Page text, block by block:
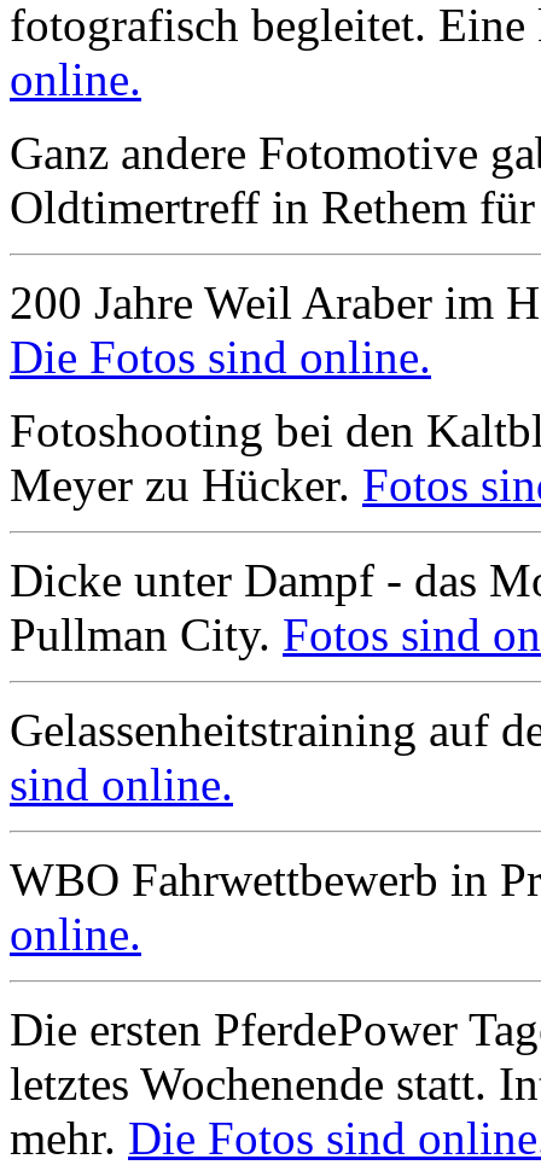
fotografisch begleitet.
online.
Ganz andere Fotomotive
Oldtimertreff in Rethem
200 Jahre Weil Araber im
Die Fotos sind online.
Fotoshooting bei den
Meyer zu Hücker. Fotos
Dicke unter Dampf - das
Pullman City. Fotos sind
Gelassenheitstraining auf
sind online.
WBO Fahrwettbewerb in
online.
Die ersten PferdePower
letztes Wochenende statt.
mehr. Die Fotos sind